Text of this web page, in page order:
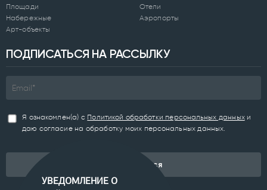
Площади
Набережные
Арт-объекты
Отели
Аэропорты
ПОДПИСАТЬСЯ НА РАССЫЛКУ
Я ознакомлен(а) с Политикой обработки персональных данныхи
даю согласие на обработку моих персональных данных.
Подписаться
УВЕДОМЛЕНИЕ О